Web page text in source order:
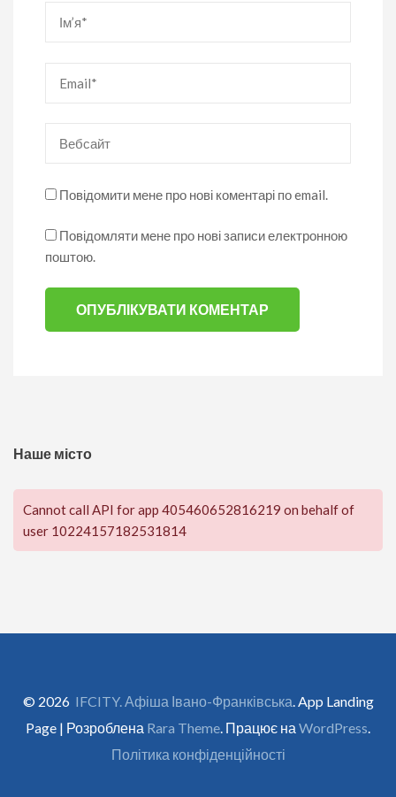
Повідомити мене про нові коментарі по email.
Повідомляти мене про нові записи електронною
поштою.
Наше місто
Cannot call API for app 405460652816219 on behalf of
user 10224157182531814
© 2026 IFCITY. Афіша Івано-Франківська . App Landing
Page | Розроблена Rara Theme . Працює на WordPress
Політика конфіденційності